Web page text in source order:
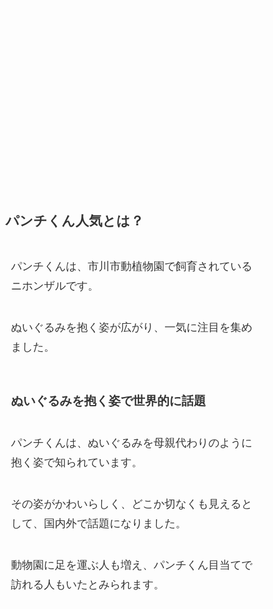
パンチくん人気とは？
パンチくんは、市川市動植物園で飼育されている
ニホンザルです。
ぬいぐるみを抱く姿が広がり、一気に注目を集め
ました。
ぬいぐるみを抱く姿で世界的に話題
パンチくんは、ぬいぐるみを母親代わりのように
抱く姿で知られています。
その姿がかわいらしく、どこか切なくも見えると
して、国内外で話題になりました。
動物園に足を運ぶ人も増え、パンチくん目当てで
訪れる人もいたとみられます。